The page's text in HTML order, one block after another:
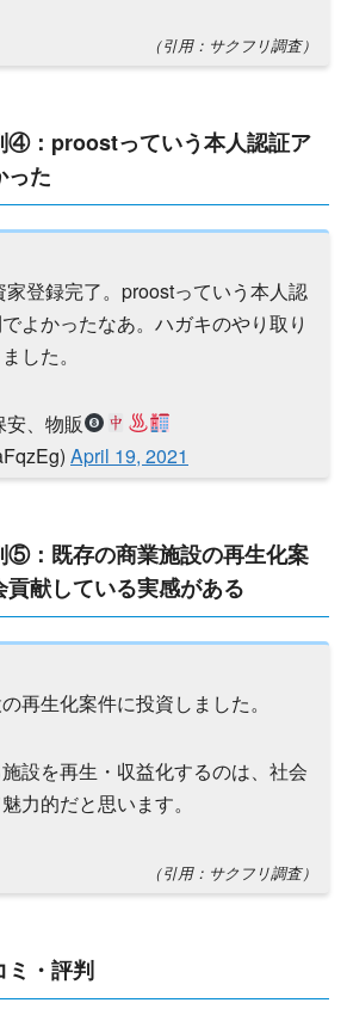
（引用：サクフリ調査）
④：proostっていう本人認証ア
った
登録完了。proostっていう本人認
よかったなあ。ハガキのやり取り
した。
、物販
April 19, 2021
⑤：既存の商業施設の再生化案
献している実感がある
再生化案件に投資しました。
設を再生・収益化するのは、社会
力的だと思います。
（引用：サクフリ調査）
ミ・評判